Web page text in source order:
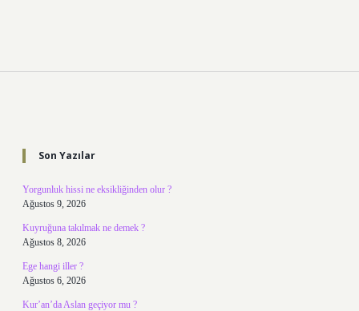
Son Yazılar
Yorgunluk hissi ne eksikliğinden olur ?
Ağustos 9, 2026
Kuyruğuna takılmak ne demek ?
Ağustos 8, 2026
Ege hangi iller ?
Ağustos 6, 2026
Kur’an’da Aslan geçiyor mu ?